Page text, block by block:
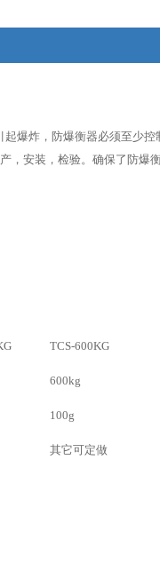
爆炸，防爆衡器必须至少
，安装，检验。确保了防爆
TCS-600KG
600kg
100g
其它可定做